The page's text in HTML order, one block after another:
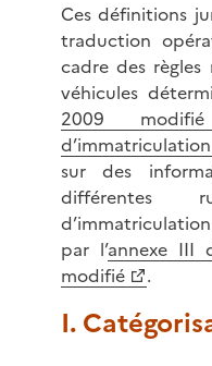
Ces définitions
traduction
cadre des règles
véhicules
2009
sur des
différentes
par l’annexe III
modifié
.
I.